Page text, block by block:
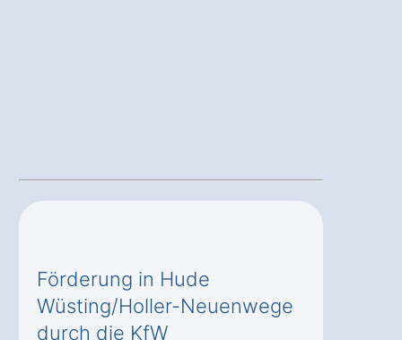
Förderung in Hude
Wüsting/Holler-Neuenwege
durch die KfW